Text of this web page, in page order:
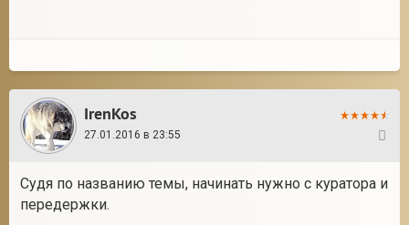
IrenKos
27.01.2016 в 23:55
Судя по названию темы, начинать нужно с куратора и
передержки.